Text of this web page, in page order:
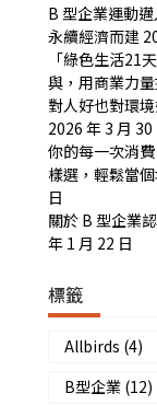
B 型企業運動
永續經濟而建
「綠色生活
與，用商業力
對人好也對環
2026 年 3 月 30
你的每一次消
樣選，輕鬆當
日
關於 B 型企業
年 1 月 22 日
標籤
Allbirds (4)
B型企業 (12)